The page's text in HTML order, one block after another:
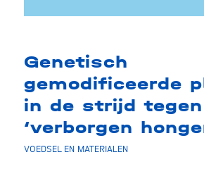
Genetisch
gemodificeerde
in de strijd tegen
‘verborgen
VOEDSEL EN MATERIALEN